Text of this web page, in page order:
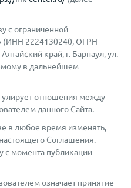
с ограниченной
(ИНН 2224130240, ОГРН
край, г. Барнаул, ул.
в дальнейшем
отношения между
данного Сайта.
в любое время изменять,
Соглашения.
с момента публикации
означает принятие